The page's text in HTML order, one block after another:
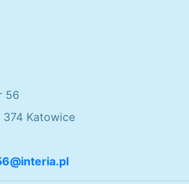
56
374 Katowice